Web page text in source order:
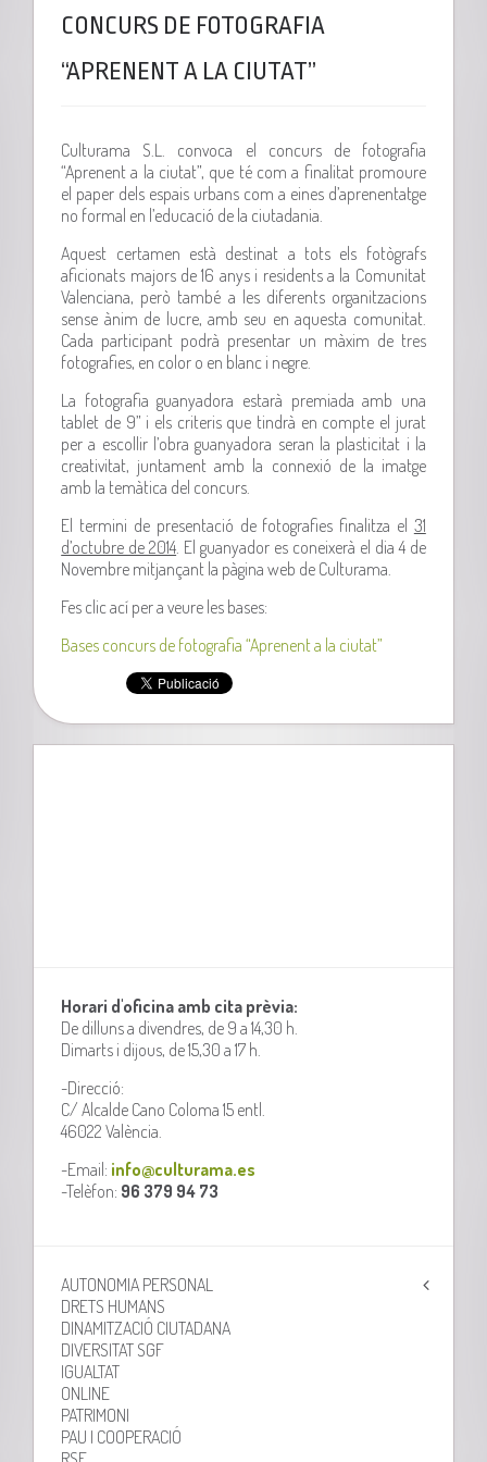
CONCURS DE FOTOGRAFIA
“APRENENT A LA CIUTAT”
Culturama S.L. convoca el concurs de fotografia
“Aprenent a la ciutat”, que té com a finalitat promoure
el paper dels espais urbans com a eines d’aprenentatge
no formal en l’educació de la ciutadania.
Aquest certamen està destinat a tots els fotògrafs
aficionats majors de 16 anys i residents a la Comunitat
Valenciana, però també a les diferents organitzacions
sense ànim de lucre, amb seu en aquesta comunitat.
Cada participant podrà presentar un màxim de tres
fotografies, en color o en blanc i negre.
La fotografia guanyadora estarà premiada amb una
tablet de 9” i els criteris que tindrà en compte el jurat
per a escollir l’obra guanyadora seran la plasticitat i la
creativitat, juntament amb la connexió de la imatge
amb la temàtica del concurs.
El termini de presentació de fotografies finalitza el 31
d’octubre de 2014 . El guanyador es coneixerà el dia 4 de
Novembre mitjançant la pàgina web de Culturama.
Fes clic ací per a veure les bases:
Bases concurs de fotografia “Aprenent a la ciutat”
Horari d'oficina amb cita prèvia:
De dilluns a divendres, de 9 a 14,30 h.
Dimarts i dijous, de 15,30 a 17 h.
-Direcció:
C/ Alcalde Cano Coloma 15 entl.
46022 València.
-Email: info@culturama.es
-Telèfon: 96 379 94 73
AUTONOMIA PERSONAL
DRETS HUMANS
DINAMITZACIÓ CIUTADANA
DIVERSITAT SGF
IGUALTAT
ONLINE
PATRIMONI
PAU I COOPERACIÓ